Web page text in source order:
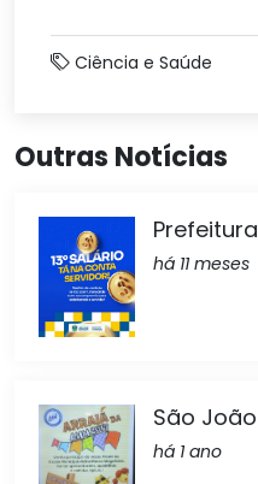
Ciência e Saúde
Outras Notícias
há 11 meses
São
há 1 ano